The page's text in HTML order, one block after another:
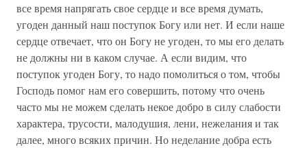
все время напрягать свое сердце и все время думать,
угоден данный наш поступок Богу или нет. И если наше
сердце отвечает, что он Богу не угоден, то мы его делать
не должны ни в каком случае. А если видим, что
поступок угоден Богу, то надо помолиться о том, чтобы
Господь помог нам его совершить, потому что очень
часто мы не можем сделать некое добро в силу слабости
характера, трусости, малодушия, лени, нежелания и так
далее, много всяких причин. Но неделание добра есть